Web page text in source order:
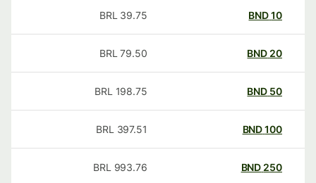
BND
39.75
BRL
20
BND
79.50
BRL
50
BND
198.75
BRL
100
BND
397.51
BRL
250
BND
993.76
BRL